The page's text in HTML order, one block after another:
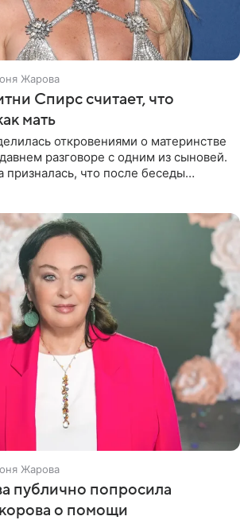
Жарова
Спирс считает, что
мать
откровениями о материнстве
разговоре с одним из сыновей.
призналась, что после беседы
Жарова
публично попросила
о помощи